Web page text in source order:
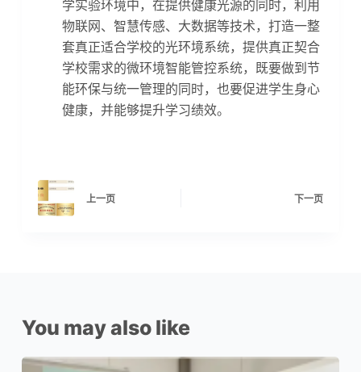
学实验环境中，在提供健康光源的同时，利用
物联网、智慧传感、大数据等技术，打造一整
套真正适合学校的光环境系统，提供真正契合
学校需求的微环境智能管控系统，既要做到节
能环保与统一管理的同时，也要促进学生身心
健康，并能够提升学习绩效。
上一页 下一页
You may also like